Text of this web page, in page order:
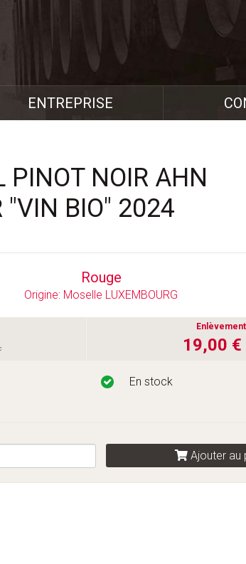
ENTREPRISE
PINOT NOIR AHN
"VIN BIO" 2024
Rouge
Origine: Moselle LUXEMBOURG
Enlèvement
19,00 €
En stock
Ajouter au